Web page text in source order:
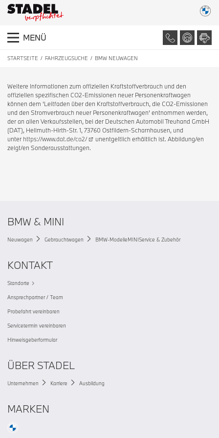
MENÜ
STARTSEITE FAHRZEUGSUCHE BMW NEUWAGEN
Weitere Informationen zum offiziellen Kraftstoffverbrauch und den
offiziellen spezifischen CO2-Emissionen neuer Personenkraftwagen
können dem 'Leitfaden über den Kraftstoffverbrauch, die CO2-Emissionen
und den Stromverbrauch neuer Personenkraftwagen' entnommen werden,
der an allen Verkaufsstellen, bei der Deutschen Automobil Treuhand GmbH
(DAT), Hellmuth-Hirth-Str. 1, 73760 Ostfildern-Scharnhausen, und
unter https://www.dat.de/co2/
unentgeltlich erhältlich ist. Abbildung/en
zeigt/en Sonderausstattungen.
BMW & MINI
Neuwagen Gebrauchtwagen BMW-ModelleMINIService & Zubehör
KONTAKT
Standorte
Ansprechpartner / Team
Probefahrt vereinbaren
Servicetermin vereinbaren
Hinweisgeberformular
ÜBER STADEL
Unternehmen Karriere Ausbildung
MARKEN